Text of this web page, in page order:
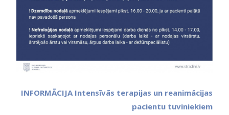
INFORMĀCIJA Intensīvās terapijas un reanimācijas
pacientu tuviniekiem